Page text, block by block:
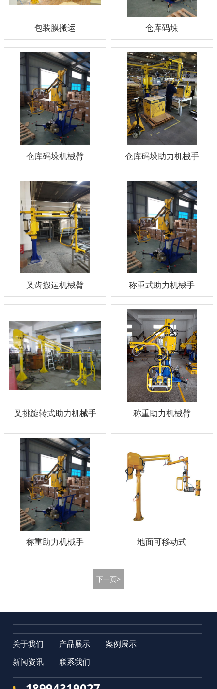
包装膜搬运 仓库码垛
仓库码垛机械臂 仓库码垛助力机械手
叉齿搬运机械臂 称重式助力机械手
叉挑旋转式助力机械手 称重助力机械臂
称重助力机械手 地面可移动式
下一页>
关于我们 产品展示
案例展示
新闻资讯
联系我们